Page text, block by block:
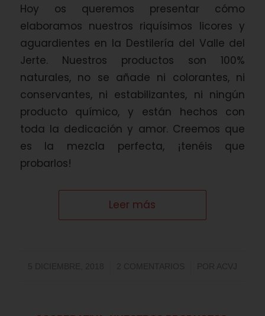
Hoy os queremos presentar cómo
elaboramos nuestros riquísimos licores y
aguardientes en la Destilería del Valle del
Jerte. Nuestros productos son 100%
naturales, no se añade ni colorantes, ni
conservantes, ni estabilizantes, ni ningún
producto químico, y están hechos con
toda la dedicación y amor. Creemos que
es la mezcla perfecta, ¡tenéis que
probarlos!
Leer más